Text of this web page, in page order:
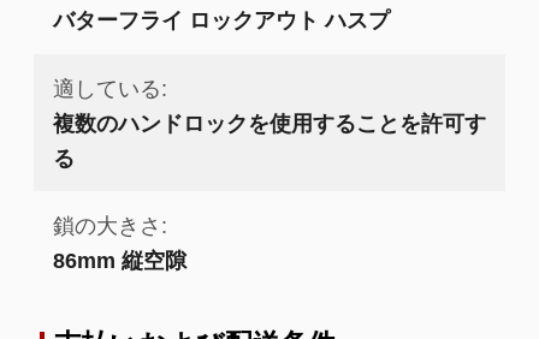
バターフライ ロックアウト ハスプ
適している:
複数のハンドロックを使用することを許可す
る
鎖の大きさ:
86mm 縦空隙